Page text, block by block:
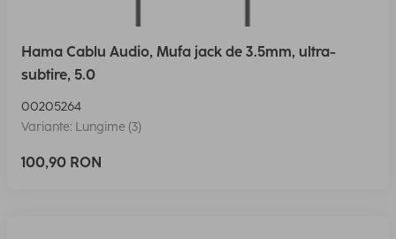
Hama Cablu Audio, Mufa jack de 3.5mm, ultra-
subtire, 5.0
00205264
Variante: Lungime (3)
100,90 RON